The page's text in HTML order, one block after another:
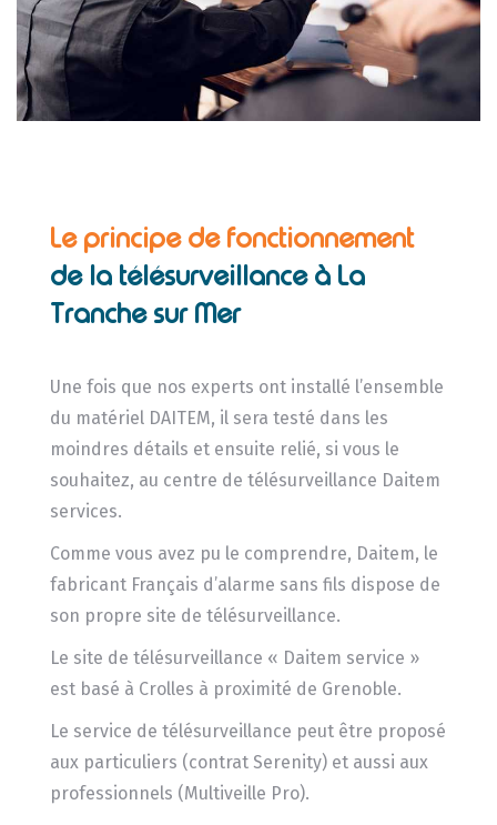
Le principe de fonctionnement
de la télésurveillance à La
Tranche sur Mer
Une fois que nos experts ont installé l’ensemble
du matériel DAITEM, il sera testé dans les
moindres détails et ensuite relié, si vous le
souhaitez, au centre de télésurveillance Daitem
services.
Comme vous avez pu le comprendre, Daitem, le
fabricant Français d’alarme sans fils dispose de
son propre site de télésurveillance.
Le site de télésurveillance « Daitem service »
est basé à Crolles à proximité de Grenoble.
Le service de télésurveillance peut être proposé
aux particuliers (contrat Serenity) et aussi aux
professionnels (Multiveille Pro).